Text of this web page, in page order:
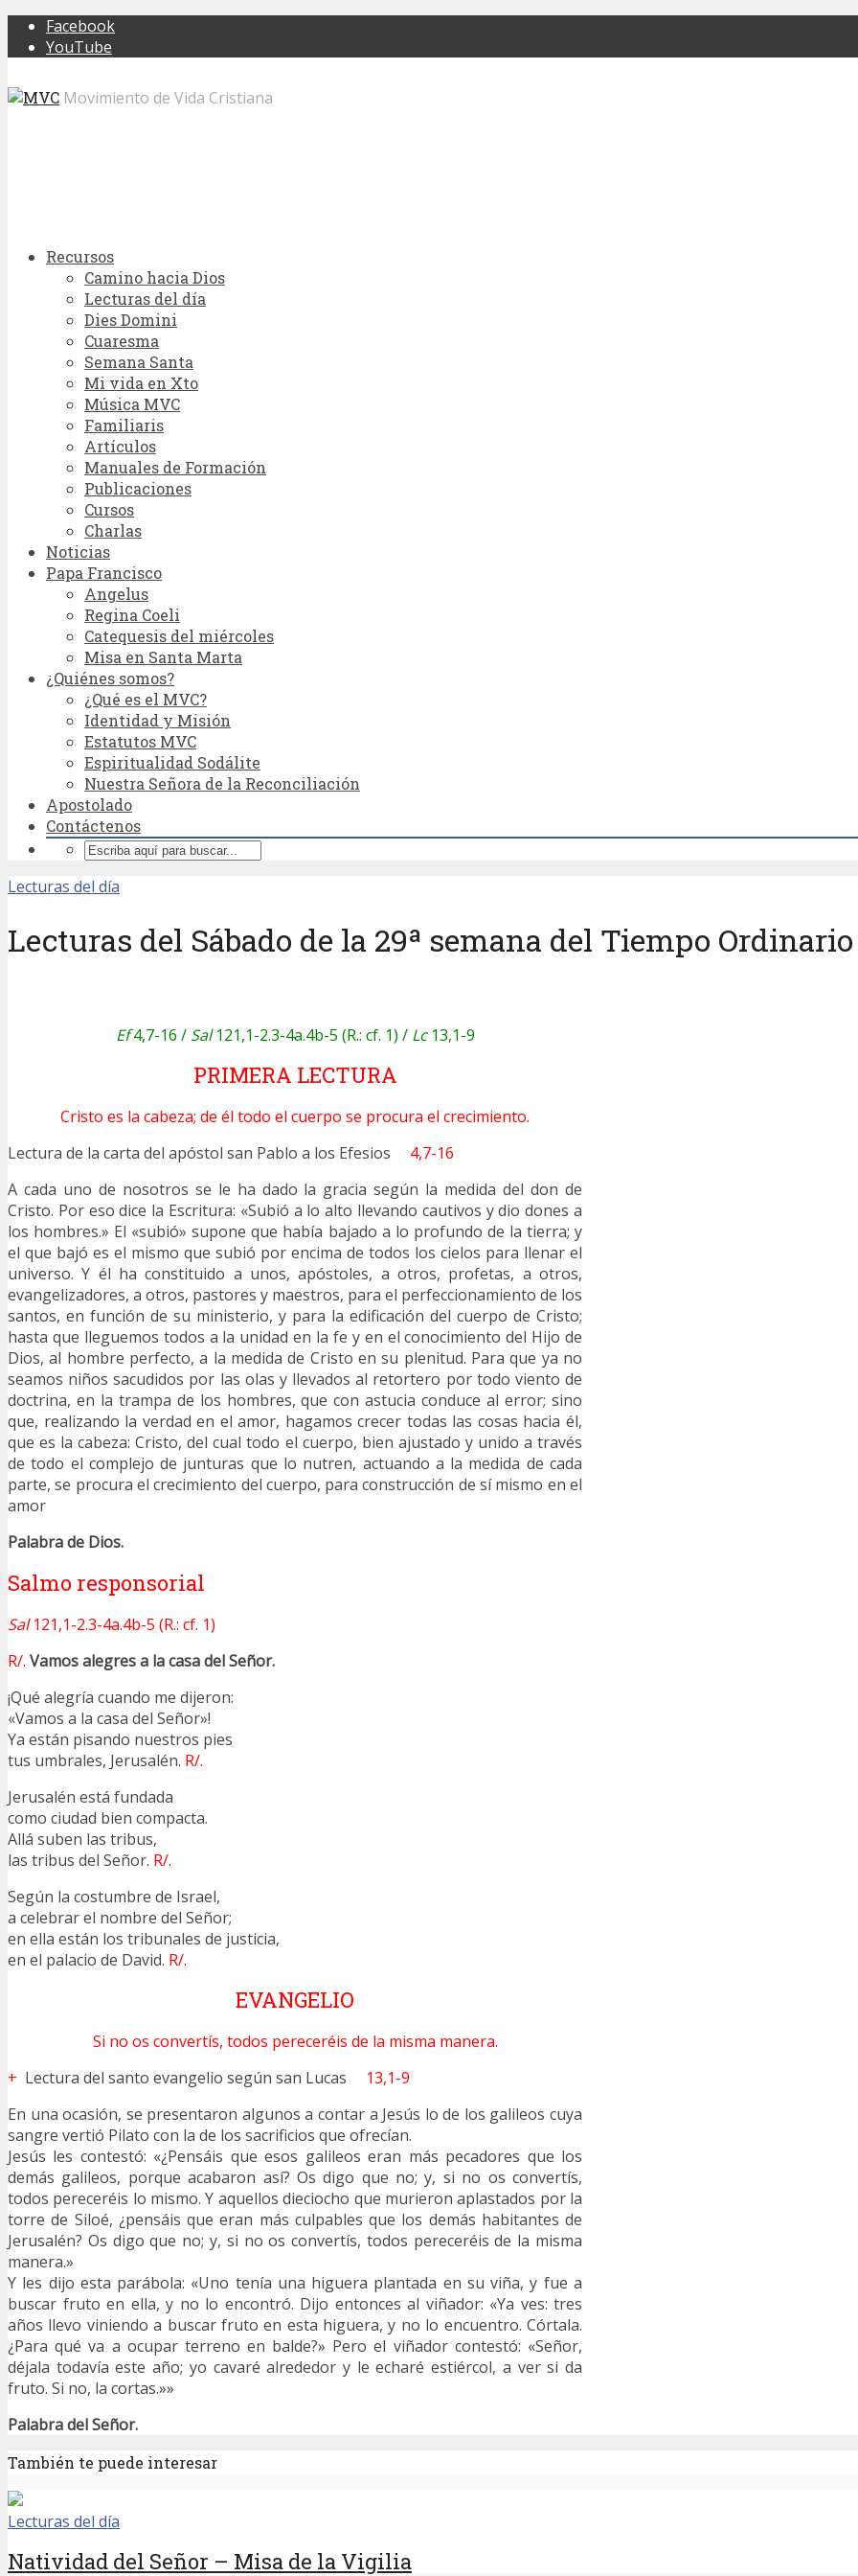
Facebook
YouTube
Movimiento de Vida Cristiana
Recursos
Camino hacia Dios
Lecturas del día
Dies Domini
Cuaresma
Semana Santa
Mi vida en Xto
Música MVC
Familiaris
Artículos
Manuales de Formación
Publicaciones
Cursos
Charlas
Noticias
Papa Francisco
Angelus
Regina Coeli
Catequesis del miércoles
Misa en Santa Marta
¿Quiénes somos?
¿Qué es el MVC?
Identidad y Misión
Estatutos MVC
Espiritualidad Sodálite
Nuestra Señora de la Reconciliación
Apostolado
Contáctenos
Lecturas del día
Lecturas del Sábado de la 29ª semana del Tiempo
Ef4,7-16 / Sal121,1-2.3-4a.4b-5 (R.: cf. 1) / Lc13,1-9
PRIMERA LECTURA
Cristo es la cabeza; de él todo el cuerpo se procura el crecimiento.
Lectura de la carta del apóstol san Pablo a los Efesios
4,7-16
A cada uno de nosotros se le ha dado la gracia según la medida del don de
Cristo. Por eso dice la Escritura: «Subió a lo alto llevando cautivos y dio dones a
los hombres.» El «subió» supone que había bajado a lo profundo de la tierra; y
el que bajó es el mismo que subió por encima de todos los cielos para llenar el
universo. Y él ha constituido a unos, apóstoles, a otros, profetas, a otros,
evangelizadores, a otros, pastores y maestros, para el perfeccionamiento de los
santos, en función de su ministerio, y para la edificación del cuerpo de Cristo;
hasta que lleguemos todos a la unidad en la fe y en el conocimiento del Hijo de
Dios, al hombre perfecto, a la medida de Cristo en su plenitud. Para que ya no
seamos niños sacudidos por las olas y llevados al retortero por todo viento de
doctrina, en la trampa de los hombres, que con astucia conduce al error; sino
que, realizando la verdad en el amor, hagamos crecer todas las cosas hacia él,
que es la cabeza: Cristo, del cual todo el cuerpo, bien ajustado y unido a través
de todo el complejo de junturas que lo nutren, actuando a la medida de cada
parte, se procura el crecimiento del cuerpo, para construcción de sí mismo en el
amor
Palabra de Dios.
Salmo responsorial
Sal121,1-2.3-4a.4b-5 (R.: cf. 1)
R/. Vamos alegres a la casa del Señor.
¡Qué alegría cuando me dijeron:
«Vamos a la casa del Señor»!
Ya están pisando nuestros pies
tus umbrales, Jerusalén. R/.
Jerusalén está fundada
como ciudad bien compacta.
Allá suben las tribus,
las tribus del Señor. R/.
Según la costumbre de Israel,
a celebrar el nombre del Señor;
en ella están los tribunales de justicia,
en el palacio de David. R/.
EVANGELIO
Si no os convertís, todos pereceréis de la misma manera.
+ Lectura del santo evangelio según san Lucas 13,1-9
En una ocasión, se presentaron algunos a contar a Jesús lo de los galileos cuya
sangre vertió Pilato con la de los sacrificios que ofrecían.
Jesús les contestó: «¿Pensáis que esos galileos eran más pecadores que los
demás galileos, porque acabaron así? Os digo que no; y, si no os convertís,
todos pereceréis lo mismo. Y aquellos dieciocho que murieron aplastados por la
torre de Siloé, ¿pensáis que eran más culpables que los demás habitantes de
Jerusalén? Os digo que no; y, si no os convertís, todos pereceréis de la misma
manera.»
Y les dijo esta parábola: «Uno tenía una higuera plantada en su viña, y fue a
buscar fruto en ella, y no lo encontró. Dijo entonces al viñador: «Ya ves: tres
años llevo viniendo a buscar fruto en esta higuera, y no lo encuentro. Córtala.
¿Para qué va a ocupar terreno en balde?» Pero el viñador contestó: «Señor,
déjala todavía este año; yo cavaré alrededor y le echaré estiércol, a ver si da
fruto. Si no, la cortas.»»
Palabra del Señor.
También te puede interesar
Lecturas del día
Natividad del Señor – Misa de la Vigilia